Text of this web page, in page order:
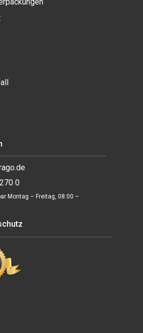
0
Montag – Freitag, 08:00 –